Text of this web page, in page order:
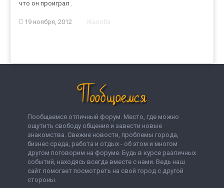
что он проиграл .
19 ноября, 2012 Жалоба
Пообщаемся отличный форум. Место, где можно
ощутить свободу общения и завести новые
знакомства. Свежие новости, проблемы города,
бизнес среда, работа и отдых - об этом и многом
другом поговорим на форуме. Будь в курсе различных
событий, находясь всегда вместе с нами. Ведь наш
сайт помогает посмотреть на свой город с другой
стороны.